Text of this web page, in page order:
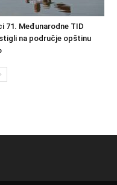
71. Međunarodne TID
na područje opštinu